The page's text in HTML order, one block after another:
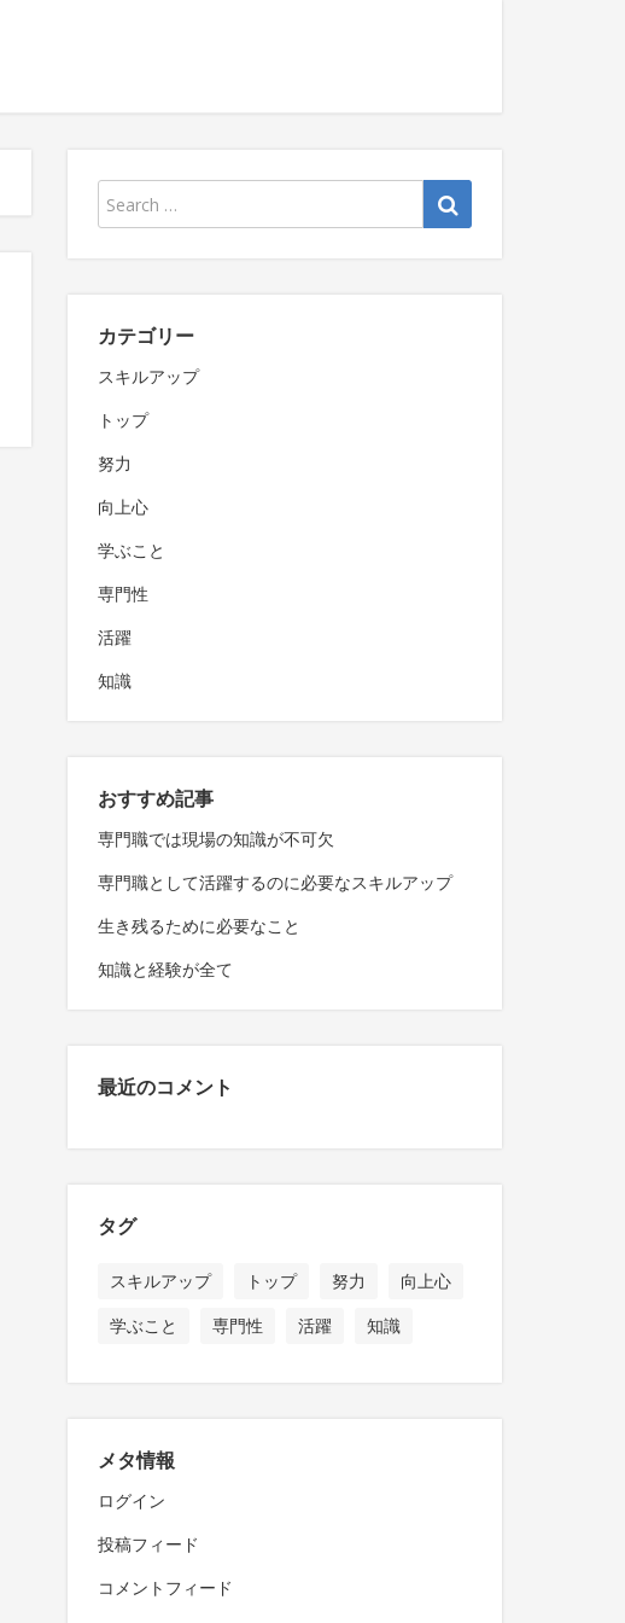
カテゴリー
スキルアップ
トップ
努力
向上心
学ぶこと
専門性
活躍
知識
おすすめ記事
専門職では現場の知識が不可欠
専門職として活躍するのに必要なスキルアップ
生き残るために必要なこと
知識と経験が全て
最近のコメント
タグ
スキルアップ トップ 努力
向上心
学ぶこと
専門性 活躍 知識
メタ情報
ログイン
投稿フィード
コメントフィード